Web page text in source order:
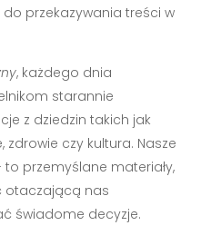
przekazywania treści w
, każdego dnia
starannie
z dziedzin takich jak
zdrowie czy kultura. Nasze
to przemyślane materiały,
otaczającą nas
świadome decyzje.